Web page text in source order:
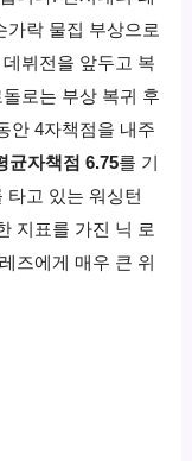
가락 물집 부상으로
뷔전을 앞두고 복
로는 부상 복귀 후
안 4자책점을 내주
균자책점 6.75를 기
타고 있는 워싱턴
지표를 가진 닉 로
즈에게 매우 큰 위